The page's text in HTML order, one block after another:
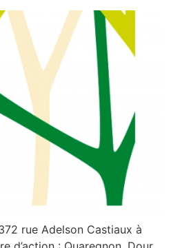
rue Adelson Castiaux à